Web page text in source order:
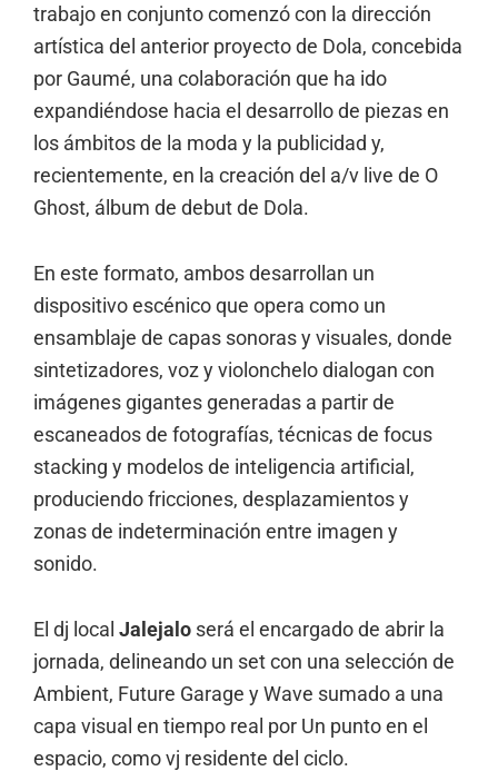
trabajo en conjunto comenzó con la dirección
artística del anterior proyecto de Dola, concebida
por Gaumé, una colaboración que ha ido
expandiéndose hacia el desarrollo de piezas en
los ámbitos de la moda y la publicidad y,
recientemente, en la creación del a/v live de O
Ghost, álbum de debut de Dola.
En este formato, ambos desarrollan un
dispositivo escénico que opera como un
ensamblaje de capas sonoras y visuales, donde
sintetizadores, voz y violonchelo dialogan con
imágenes gigantes generadas a partir de
escaneados de fotografías, técnicas de focus
stacking y modelos de inteligencia artificial,
produciendo fricciones, desplazamientos y
zonas de indeterminación entre imagen y
sonido.
El dj local Jalejalo será el encargado de abrir la
jornada, delineando un set con una selección de
Ambient, Future Garage y Wave sumado a una
capa visual en tiempo real por Un punto en el
espacio, como vj residente del ciclo.